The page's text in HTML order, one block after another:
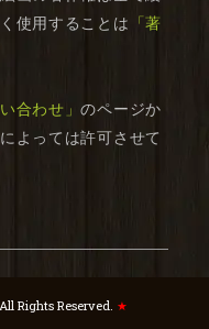
使用することは 「著
い合わせ」のページか
よっては許可させて
Rights Reserved. ★